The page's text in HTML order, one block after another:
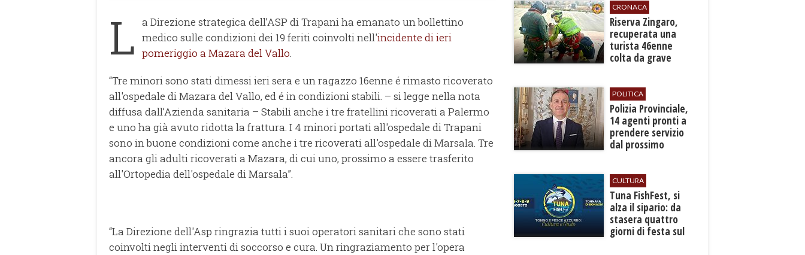
L a Direzione strategica dell’ASP di Trapani ha emanato un bollettino
medico sulle condizioni dei 19 feriti coinvolti nell'incidente di ieri
pomeriggio a Mazara del Vallo.
“Tre minori sono stati dimessi ieri sera e un ragazzo 16enne é rimasto ricoverato
all'ospedale di Mazara del Vallo, ed é in condizioni stabili. – si legge nella nota
diffusa dall’Azienda sanitaria – Stabili anche i tre fratellini ricoverati a Palermo
e uno ha già avuto ridotta la frattura. I 4 minori portati all'ospedale di Trapani
sono in buone condizioni come anche i tre ricoverati all'ospedale di Marsala. Tre
ancora gli adulti ricoverati a Mazara, di cui uno, prossimo a essere trasferito
all'Ortopedia dell'ospedale di Marsala”.
“La Direzione dell'Asp ringrazia tutti i suoi operatori sanitari che sono stati
coinvolti negli interventi di soccorso e cura. Un ringraziamento per l'opera
CRONACA
​Riserva Zingaro,
recuperata una
turista 46enne
colta da grave
POLITICA
​Polizia Provinciale,
14 agenti pronti a
prendere servizio
dal prossimo
CULTURA
​Tuna FishFest, si
alza il sipario: da
stasera quattro
giorni di festa sul